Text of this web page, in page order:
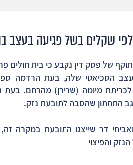
שקלים בשל פגיעה בעצב
לכריתת מיומה (שרירן) מהרחם.
התחתון שהסבה לתובעת נזק.
ואביחי דר שייצגו התובעת במקרה
והפיצוי